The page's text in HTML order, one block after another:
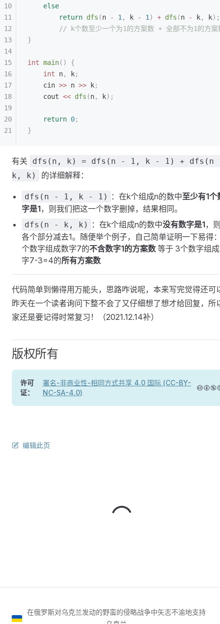
    else
        return
dfs (n - 1 , k - 1 ) + dfs (n - k, k);
// k个数至少一个为1的方案数 + 全部不为1的方案
}
int main()
{
    int
n, k;
    cin
>> n >> k;
    cout
<< dfs (n, k);
    return
0;
}
有关
dfs(n, k) = dfs(n - 1, k - 1) + dfs(n
k, k)
的详细解释：
dfs(n - 1, k - 1) ：在k个组成n的数中至少有1个
字是1，则我们把这一个数字删掉，结果相同。
dfs(n - k, k) ：在k个组成n的数中没有数字是1，
各个部分减去1。随便举个例子，自己简单证明一下易得
个数字组成数字7的不含数字1的方案数 等于 3个数字组
字7-3=4的所有方案数
代码简单到懒得用万能头，思路咋说呢，本来写完觉得还可
昨天在一个读者询问下整不会了又仔细想了想才给回复，所
家还是要记得时常复习！（2021.12.14补）
版权所有
许可
证：
署名-非商业性-相同方式共享 4.0 国际 (CC-BY-
NC-SA-4.0)
编辑此页
在俄罗斯对乌克兰发动的野蛮的侵略战争中矢志不渝地支持